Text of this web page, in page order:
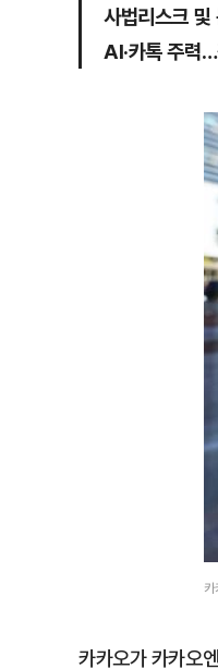
사법리스크
AI·카톡 주력
카카오가 카카오